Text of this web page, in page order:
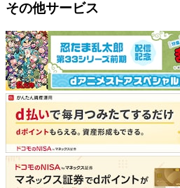
その他サービス